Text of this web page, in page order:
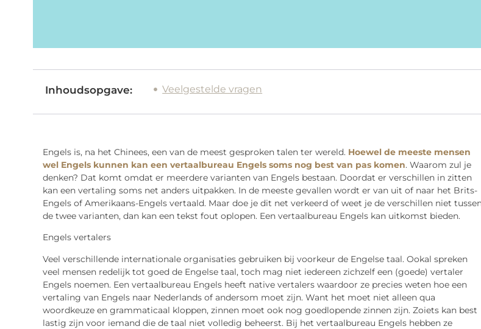
Inhoudsopgave: Veelgestelde vragen
Engels is, na het Chinees, een van de meest gesproken talen ter wereld. Hoewel de meeste mensen
wel Engels kunnen kan een vertaalbureau Engels soms nog best van pas komen. Waarom zul je
denken? Dat komt omdat er meerdere varianten van Engels bestaan. Doordat er verschillen in zitten
kan een vertaling soms net anders uitpakken. In de meeste gevallen wordt er van uit of naar het Brits-
Engels of Amerikaans-Engels vertaald. Maar doe je dit net verkeerd of weet je de verschillen niet
de twee varianten, dan kan een tekst fout oplopen. Een vertaalbureau Engels kan uitkomst bieden.
Engels vertalers
Veel verschillende internationale organisaties gebruiken bij voorkeur de Engelse taal. Ookal spreken
veel mensen redelijk tot goed de Engelse taal, toch mag niet iedereen zichzelf een (goede) vertaler
Engels noemen. Een vertaalbureau Engels heeft native vertalers waardoor ze precies weten hoe een
vertaling van Engels naar Nederlands of andersom moet zijn. Want het moet niet alleen qua
woordkeuze en grammaticaal kloppen, zinnen moet ook nog goedlopende zinnen zijn. Zoiets kan best
lastig zijn voor iemand die de taal niet volledig beheerst. Bij het vertaalbureau Engels hebben ze